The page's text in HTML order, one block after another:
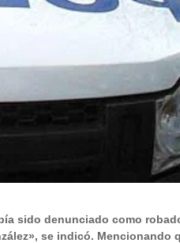
sido denunciado como
se indicó. Mencionando